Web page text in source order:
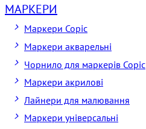
МАРКЕРИ
Маркери Copic
Маркери акварельні
Чорнило для маркерів Copic
Маркери акрилові
Лайнери для малювання
Маркери універсальні